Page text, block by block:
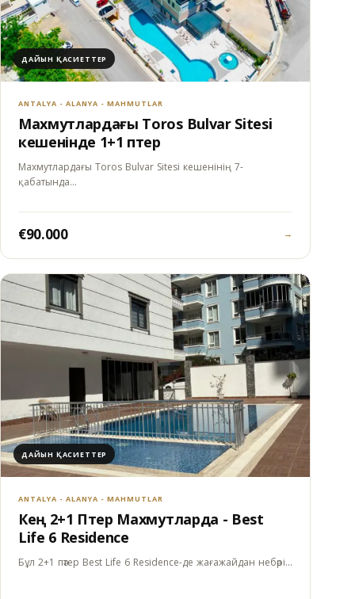
ДАЙЫН ҚАСИЕТТЕР
ANTALYA - ALANYA - MAHMUTLAR
Махмутлардағы Toros Bulvar Sitesi
кешенінде 1+1 пәтер
Махмутлардағы Toros Bulvar Sitesi кешенінің 7-
қабатында…
€90.000 →
ДАЙЫН ҚАСИЕТТЕР
ANTALYA - ALANYA - MAHMUTLAR
Кең 2+1 Пәтер Махмутларда - Best
Life 6 Residence
Бұл 2+1 пәтер Best Life 6 Residence-де жағажайдан небәрі…